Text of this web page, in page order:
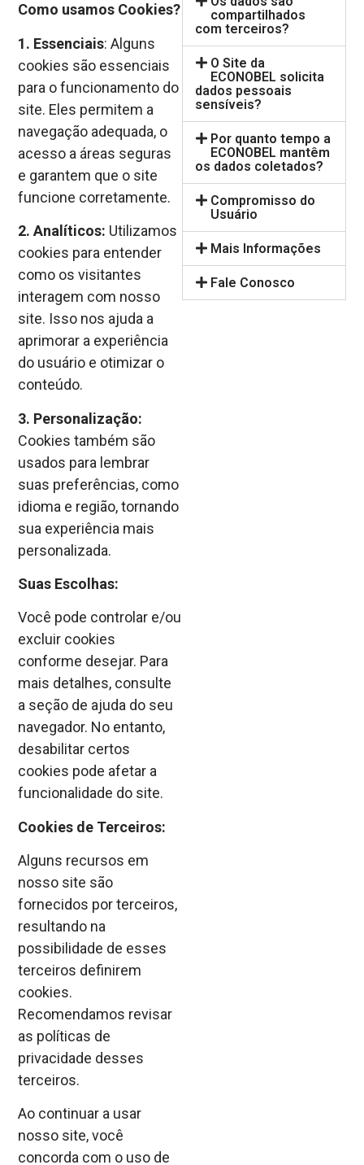
Como usamos Cookies?
1. Essenciais: Alguns
cookies são essenciais
para o funcionamento do
site. Eles permitem a
navegação adequada, o
acesso a áreas seguras
e garantem que o site
funcione corretamente.
2. Analíticos: Utilizamos
cookies para entender
como os visitantes
interagem com nosso
site. Isso nos ajuda a
aprimorar a experiência
do usuário e otimizar o
conteúdo.
3. Personalização:
Cookies também são
usados para lembrar
suas preferências, como
idioma e região, tornando
sua experiência mais
personalizada.
Suas Escolhas:
Você pode controlar e/ou
excluir cookies
conforme desejar. Para
mais detalhes, consulte
a seção de ajuda do seu
navegador. No entanto,
desabilitar certos
cookies pode afetar a
funcionalidade do site.
Cookies de Terceiros:
Alguns recursos em
nosso site são
fornecidos por terceiros,
resultando na
possibilidade de esses
terceiros definirem
cookies.
Recomendamos revisar
as políticas de
privacidade desses
terceiros.
Ao continuar a usar
nosso site, você
concorda com o uso de
compartilhados
com terceiros?
O Site da
ECONOBEL solicita
dados pessoais
sensíveis?
Por quanto tempo a
ECONOBEL mantêm
os dados coletados?
Compromisso do
Usuário
Mais Informações
Fale Conosco